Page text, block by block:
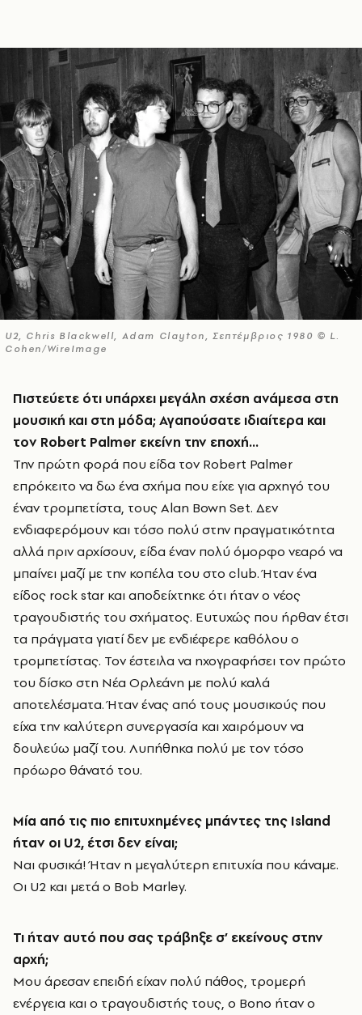
U2, Chris Blackwell, Adam Clayton, Σεπτέμβριος 1980 © L.
Cohen/WireImage
Πιστεύετε ότι υπάρχει μεγάλη σχέση ανάμεσα στη
μουσική και στη μόδα; Αγαπούσατε ιδιαίτερα και
τον Robert Palmer εκείνη την εποχή…
Την πρώτη φορά που είδα τον Robert Palmer
επρόκειτο να δω ένα σχήμα που είχε για αρχηγό του
έναν τρομπετίστα, τους Alan Bown Set. Δεν
ενδιαφερόμουν και τόσο πολύ στην πραγματικότητα
αλλά πριν αρχίσουν, είδα έναν πολύ όμορφο νεαρό να
μπαίνει μαζί με την κοπέλα του στο club. Ήταν ένα
είδος rock star και αποδείχτηκε ότι ήταν ο νέος
τραγουδιστής του σχήματος. Ευτυχώς που ήρθαν έτσι
τα πράγματα γιατί δεν με ενδιέφερε καθόλου ο
τρομπετίστας. Τον έστειλα να ηχογραφήσει τον πρώτο
του δίσκο στη Νέα Ορλεάνη με πολύ καλά
αποτελέσματα. Ήταν ένας από τους μουσικούς που
είχα την καλύτερη συνεργασία και χαιρόμουν να
δουλεύω μαζί του. Λυπήθηκα πολύ με τον τόσο
πρόωρο θάνατό του.
Μία από τις πιο επιτυχημένες μπάντες της Island
ήταν οι U2, έτσι δεν είναι;
Ναι φυσικά! Ήταν η μεγαλύτερη επιτυχία που κάναμε.
Οι U2 και μετά ο Bob Marley.
Τι ήταν αυτό που σας τράβηξε σ’ εκείνους στην
αρχή;
Μου άρεσαν επειδή είχαν πολύ πάθος, τρομερή
ενέργεια και ο τραγουδιστής τους, ο Bono ήταν ο